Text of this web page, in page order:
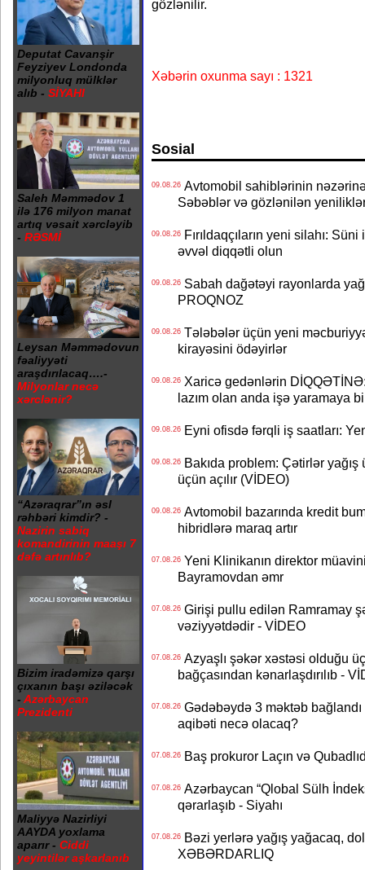
Deputat Cavanşir
Feyziyev Londonda
milyonluq mülklər
alıb - SİYAHI
Saleh Məmmədov 1
ilə 176 milyon manat
artıq vəsait xərcləyib
- RƏSMİ
Leysan Məmmədovun
fəaliyyəti
araşdırılacaq….-
Milyonlar necə
xərclənir?
“Azəraqrar”ın əsl
rəhbəri kimdir? -
Nazirin sabiq
komandirinin maaşı 7
dəfə artırılıb?
Bizim iradəmizə qarşı
çıxanın başı əziləcək
- Azərbaycan
Prezidenti
Maliyyə Nazirliyi
AAYDA yoxlama
aparır - Ciddi
yeyintilər aşkarlanıb
gözlənilir.
Xəbərin oxunma sayı : 1321
Sosial
09.08.26Avtomobil sahiblərinin
Səbəblər və gözlənilən
09.08.26Fırıldaqçıların yeni silahı:
əvvəl diqqətli olun
09.08.26Sabah dağətəyi rayonlarda
PROQNOZ
09.08.26Tələbələr üçün yeni
kirayəsini ödəyirlər
09.08.26Xaricə gedənlərin DİQQƏTİNƏ:
lazım olan anda işə yaramaya
09.08.26Eyni ofisdə fərqli iş saatları:
09.08.26Bakıda problem: Çətirlər
üçün açılır (VİDEO)
09.08.26Avtomobil bazarında kredit
hibridlərə maraq artır
07.08.26Yeni Klinikanın direktor müavini
Bayramovdan əmr
07.08.26Girişi pullu edilən Ramramay
vəziyyətdədir - VİDEO
07.08.26Azyaşlı şəkər xəstəsi olduğu
bağçasından kənarlaşdırılıb -
07.08.26Gədəbəydə 3 məktəb
aqibəti necə olacaq?
07.08.26Baş prokuror Laçın və
07.08.26Azərbaycan “Qlobal Sülh
qərarlaşıb - Siyahı
07.08.26Bəzi yerlərə yağış yağacaq,
XƏBƏRDARLIQ